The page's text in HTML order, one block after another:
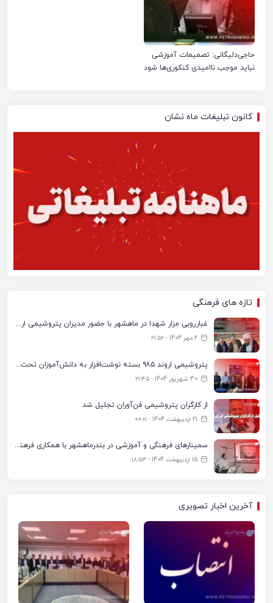
حاجی‌دلیگانی: تصمیمات آموزشی
نباید موجب ناامیدی کنکوری‌ها شود
کانون تبلیغات ماه نشان
تازه های فرهنگی
غبارروبی مزار شهدا در ماهشهر با حضور مدیران پتروشیمی اروند و مسئولان شهری
2 مهر 1404 - ۲۱:۵۶
پتروشیمی اروند ۹۸۵ بسته نوشت‌افزار به دانش‌آموزان تحت پوشش کمیته امداد بندرماهشهر اهدا کرد
30 شهریور 1404 - ۲۱:۴۵
از کارگران پتروشیمی فن‌آوران تجلیل شد
21 اردیبهشت 1404 - ۰۰:۰۱
سمینارهای فرهنگی و آموزشی در بندرماهشهر با همکاری فرهنگ‌سرای پتروشیمی مارون
15 اردیبهشت 1404 - ۱۸:۵۳
آخرین اخبار تصویری